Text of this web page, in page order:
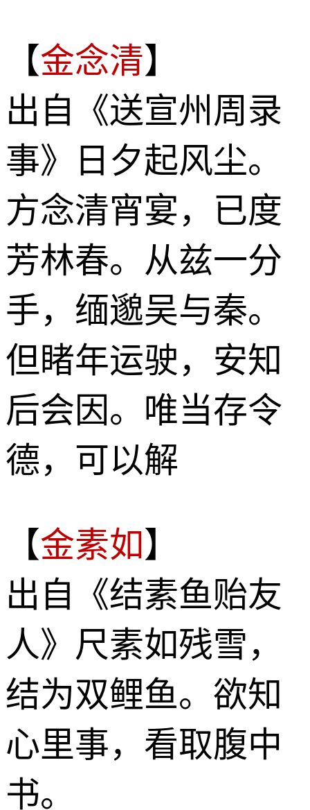
【金念清】
出自《送宣州周录
事》日夕起风尘。
方念清宵宴，已度
芳林春。从兹一分
手，缅邈吴与秦。
但睹年运驶，安知
后会因。唯当存令
德，可以解
【金素如】
出自《结素鱼贻友
人》尺素如残雪，
结为双鲤鱼。欲知
心里事，看取腹中
书。